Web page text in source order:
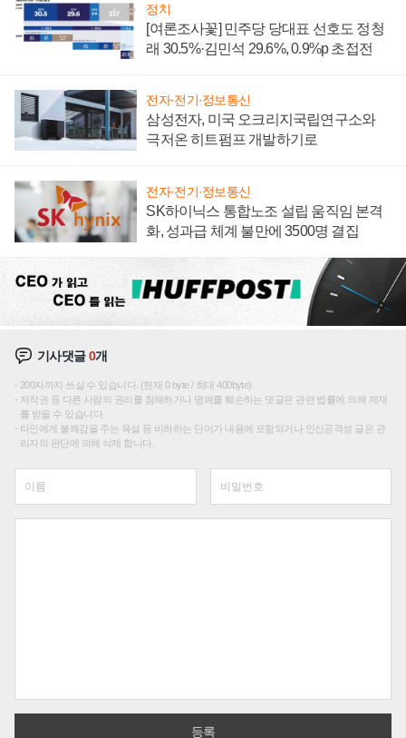
정치
[여론조사꽃] 민주당 당대표 선호도 정청
래 30.5%·김민석 29.6%, 0.9%p 초접전
전자·전기·정보통신
삼성전자, 미국 오크리지국립연구소와
극저온 히트펌프 개발하기로
전자·전기·정보통신
SK하이닉스 통합노조 설립 움직임 본격
화, 성과급 체계 불만에 3500명 결집
기사댓글0개
200자까지 쓰실 수 있습니다. (현재 0 byte / 최대 400byte)
저작권 등 다른 사람의 권리를 침해하거나 명예를 훼손하는 댓글은 관련 법률에 의해 제재
를 받을 수 있습니다.
타인에게 불쾌감을 주는 욕설 등 비하하는 단어가 내용에 포함되거나 인신공격성 글은 관
리자의 판단에 의해 삭제 합니다.